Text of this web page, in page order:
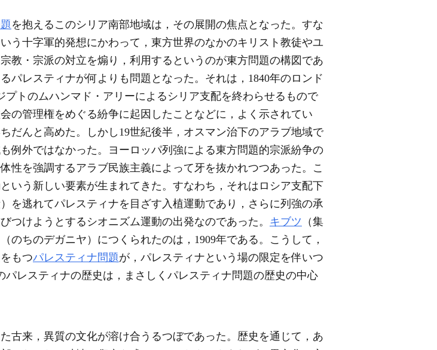
を抱えるこのシリア南部地域は，その展開の焦点となった。すな
う十字軍的発想にかわって，東方世界のなかのキリスト教徒やユ
教・宗派の対立を煽り，利用するというのが東方問題の構図であ
パレスティナが何よりも問題となった。それは，1840年のロンド
トのムハンマド・アリーによるシリア支配を終わらせるもので
の管理権をめぐる紛争に起因したことなどに，よく示されてい
だんと高めた。しかし19世紀後半，オスマン治下のアラブ地域で
例外ではなかった。ヨーロッパ列強による東方問題的宗派紛争の
性を強調するアラブ民族主義によって牙を抜かれつつあった。こ
いう新しい要素が生まれてきた。すなわち，それはロシア支配下
）を逃れてパレスティナを目ざす入植運動であり，さらに列強の承
つけようとするシオニズム運動の出発なのであった。 キブツ （集
のちのデガニヤ）につくられたのは，1909年である。こうして，
もつパレスティナ問題が，パレスティナという場の限定を伴いつ
レスティナの歴史は，まさしくパレスティナ問題の歴史の中心
古来，異質の文化が溶け合うるつぼであった。歴史を通じて，あ